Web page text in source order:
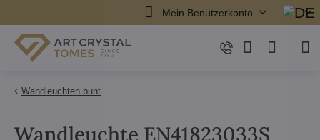
Mein Benutzerkonto
Wandleuchten bunt
Wandleuchte EN41823033S